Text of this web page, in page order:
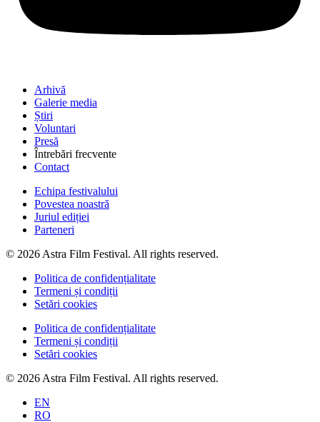
Arhivă
Galerie media
Știri
Voluntari
Presă
Întrebări frecvente
Contact
Echipa festivalului
Povestea noastră
Juriul ediției
Parteneri
© 2026 Astra Film Festival. All rights reserved.
Politica de confidențialitate
Termeni și condiții
Setări cookies
Politica de confidențialitate
Termeni și condiții
Setări cookies
© 2026 Astra Film Festival. All rights reserved.
EN
RO